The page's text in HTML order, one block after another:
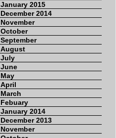
January 2015
December 2014
November
October
September
August
July
June
May
April
March
Febuary
January 2014
December 2013
November